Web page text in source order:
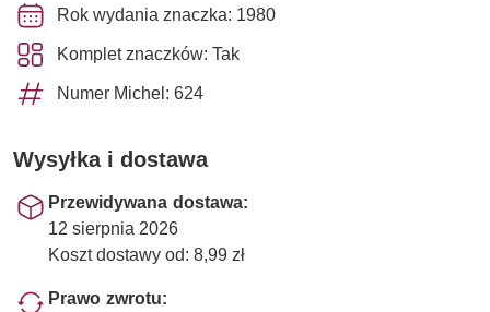
Rok wydania znaczka: 1980
Komplet znaczków: Tak
Numer Michel: 624
Wysyłka i dostawa
Przewidywana dostawa:
12 sierpnia 2026
Koszt dostawy od: 8,99 zł
Prawo zwrotu: